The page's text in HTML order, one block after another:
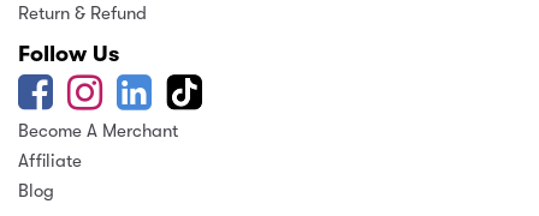
Return & Refund
Follow Us
Become A Merchant
Affiliate
Blog